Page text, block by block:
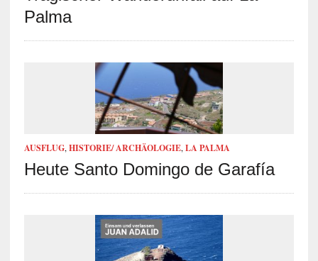
Palma
AUSFLUG, HISTORIE/ ARCHÄOLOGIE, LA PALMA
Heute Santo Domingo de Garafía